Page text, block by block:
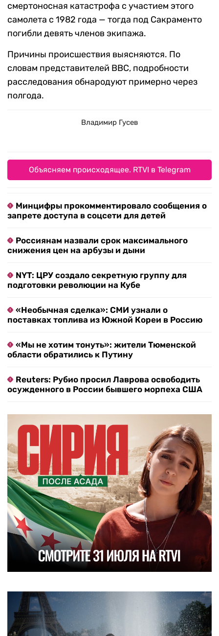
смертоносная катастрофа с участием этого
самолета с 1982 года — тогда под Сакраменто
погибли девять членов экипажа.
Причины происшествия выясняются. По
словам представителей ВВС, подробности
расследования обнародуют примерно через
полгода.
Владимир Гусев
Объясняем происходящее. RTVI в Telegram
Минцифры прокомментировало сообщения о
запрете доступа в соцсети для детей
Россиянам назвали срок максимального
снижения цен на арбузы и дыни
NYT: ЦРУ создало секретную группу для
подготовки революции на Кубе
«Необычная сделка»: СМИ узнали о
поставках топлива из Южной Кореи в Россию
«Мы не хотим тонуть»: жители Тюменской
области обратились к Путину
Reuters: Рубио просил Лаврова освободить
осужденного в России бывшего морпеха США